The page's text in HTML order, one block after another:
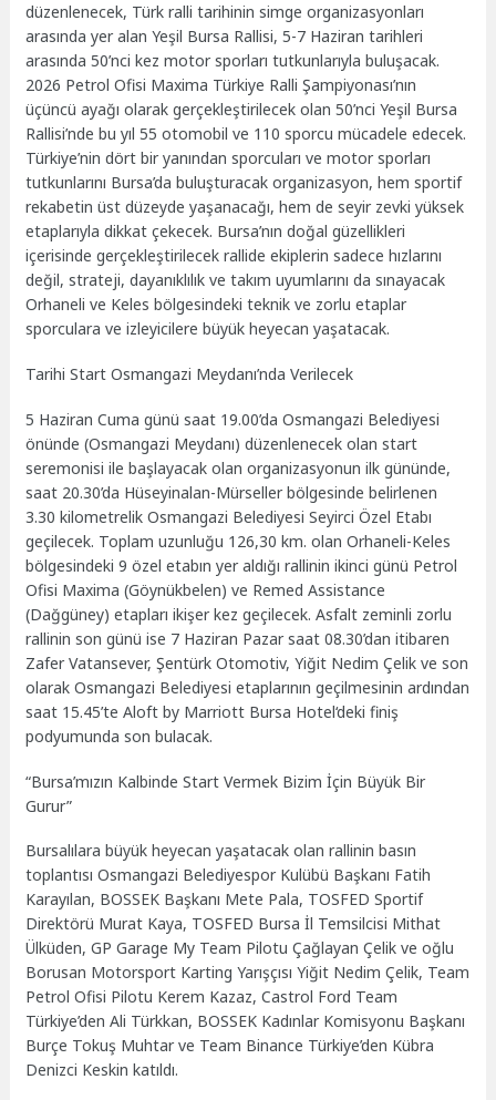
düzenlenecek, Türk ralli tarihinin simge organizasyonları
arasında yer alan Yeşil Bursa Rallisi, 5-7 Haziran tarihleri
arasında 50’nci kez motor sporları tutkunlarıyla buluşacak.
2026 Petrol Ofisi Maxima Türkiye Ralli Şampiyonası’nın
üçüncü ayağı olarak gerçekleştirilecek olan 50’nci Yeşil Bursa
Rallisi’nde bu yıl 55 otomobil ve 110 sporcu mücadele edecek.
Türkiye’nin dört bir yanından sporcuları ve motor sporları
tutkunlarını Bursa’da buluşturacak organizasyon, hem sportif
rekabetin üst düzeyde yaşanacağı, hem de seyir zevki yüksek
etaplarıyla dikkat çekecek. Bursa’nın doğal güzellikleri
içerisinde gerçekleştirilecek rallide ekiplerin sadece hızlarını
değil, strateji, dayanıklılık ve takım uyumlarını da sınayacak
Orhaneli ve Keles bölgesindeki teknik ve zorlu etaplar
sporculara ve izleyicilere büyük heyecan yaşatacak.
Tarihi Start Osmangazi Meydanı’nda Verilecek
5 Haziran Cuma günü saat 19.00’da Osmangazi Belediyesi
önünde (Osmangazi Meydanı) düzenlenecek olan start
seremonisi ile başlayacak olan organizasyonun ilk gününde,
saat 20.30’da Hüseyinalan-Mürseller bölgesinde belirlenen
3.30 kilometrelik Osmangazi Belediyesi Seyirci Özel Etabı
geçilecek. Toplam uzunluğu 126,30 km. olan Orhaneli-Keles
bölgesindeki 9 özel etabın yer aldığı rallinin ikinci günü Petrol
Ofisi Maxima (Göynükbelen) ve Remed Assistance
(Dağgüney) etapları ikişer kez geçilecek. Asfalt zeminli zorlu
rallinin son günü ise 7 Haziran Pazar saat 08.30’dan itibaren
Zafer Vatansever, Şentürk Otomotiv, Yiğit Nedim Çelik ve son
olarak Osmangazi Belediyesi etaplarının geçilmesinin ardından
saat 15.45’te Aloft by Marriott Bursa Hotel‘deki finiş
podyumunda son bulacak.
“Bursa’mızın Kalbinde Start Vermek Bizim İçin Büyük Bir
Gurur”
Bursalılara büyük heyecan yaşatacak olan rallinin basın
toplantısı Osmangazi Belediyespor Kulübü Başkanı Fatih
Karayılan, BOSSEK Başkanı Mete Pala, TOSFED Sportif
Direktörü Murat Kaya, TOSFED Bursa İl Temsilcisi Mithat
Ülküden, GP Garage My Team Pilotu Çağlayan Çelik ve oğlu
Borusan Motorsport Karting Yarışçısı Yiğit Nedim Çelik, Team
Petrol Ofisi Pilotu Kerem Kazaz, Castrol Ford Team
Türkiye’den Ali Türkkan, BOSSEK Kadınlar Komisyonu Başkanı
Burçe Tokuş Muhtar ve Team Binance Türkiye’den Kübra
Denizci Keskin katıldı.